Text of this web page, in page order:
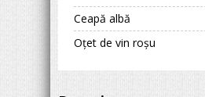
Ceapă albă
Oțet de vin roșu